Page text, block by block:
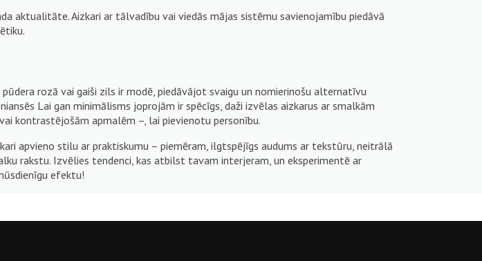
aktualitāte. Aizkari ar tālvadību vai viedās mājas sistēmu savienojamību piedāvā
rozā vai gaiši zils ir modē, piedāvājot svaigu un nomierinošu alternatīvu
Lai gan minimālisms joprojām ir spēcīgs, daži izvēlas aizkarus ar smalkām
kontrastējošām apmalēm –, lai pievienotu personību.
apvieno stilu ar praktiskumu – piemēram, ilgtspējīgs audums ar tekstūru, neitrālā
rakstu. Izvēlies tendenci, kas atbilst tavam interjeram, un eksperimentē ar
efektu!